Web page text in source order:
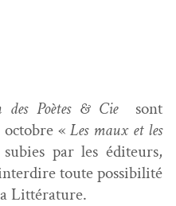
des Poètes & Cie sont
octo­bre «Les maux et les
par les édi­teurs,
toute pos­si­bil­ité
Littérature.